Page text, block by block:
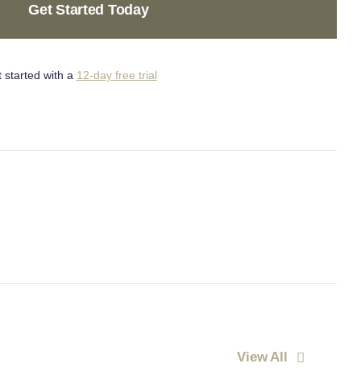
Get Started Today
started with a 12-day free trial
View All